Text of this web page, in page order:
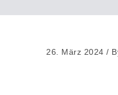
26. März 2024 /